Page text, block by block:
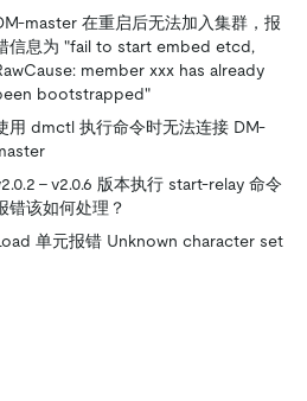
master 在重启后无法加入集群，报
信息为 "fail to start embed etcd,
member xxx has already
bootstrapped"
用 dmctl 执行命令时无法连接 DM-
- v2.0.6 版本执行 start-relay 命令
错该如何处理？
单元报错 Unknown character set